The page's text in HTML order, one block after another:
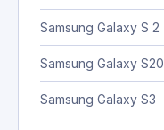
Samsung Galaxy S 2
Samsung Galaxy S20
Samsung Galaxy S3